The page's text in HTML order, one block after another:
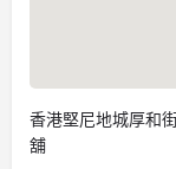
香港堅尼地城厚和
舖